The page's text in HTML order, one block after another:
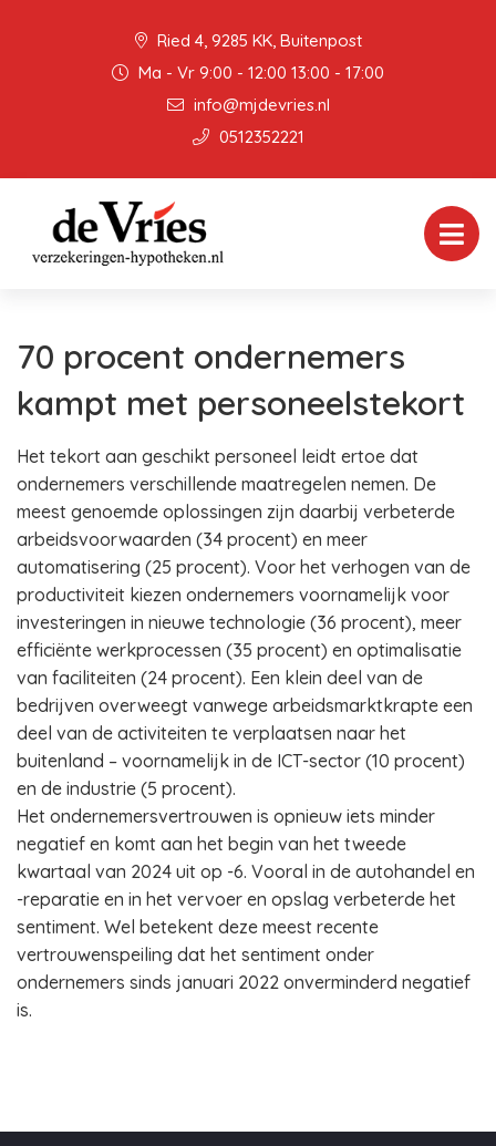
Ried 4, 9285 KK, Buitenpost
Ma - Vr 9:00 - 12:00 13:00 - 17:00
info@mjdevries.nl
0512352221
70 procent ondernemers
kampt met personeelstekort
Het tekort aan geschikt personeel leidt ertoe dat
ondernemers verschillende maatregelen nemen. De
meest genoemde oplossingen zijn daarbij verbeterde
arbeidsvoorwaarden (34 procent) en meer
automatisering (25 procent). Voor het verhogen van de
productiviteit kiezen ondernemers voornamelijk voor
investeringen in nieuwe technologie (36 procent), meer
efficiënte werkprocessen (35 procent) en optimalisatie
van faciliteiten (24 procent). Een klein deel van de
bedrijven overweegt vanwege arbeidsmarktkrapte een
deel van de activiteiten te verplaatsen naar het
buitenland – voornamelijk in de ICT-sector (10 procent)
en de industrie (5 procent).
Het ondernemersvertrouwen is opnieuw iets minder
negatief en komt aan het begin van het tweede
kwartaal van 2024 uit op -6. Vooral in de autohandel en
-reparatie en in het vervoer en opslag verbeterde het
sentiment. Wel betekent deze meest recente
vertrouwenspeiling dat het sentiment onder
ondernemers sinds januari 2022 onverminderd negatief
is.